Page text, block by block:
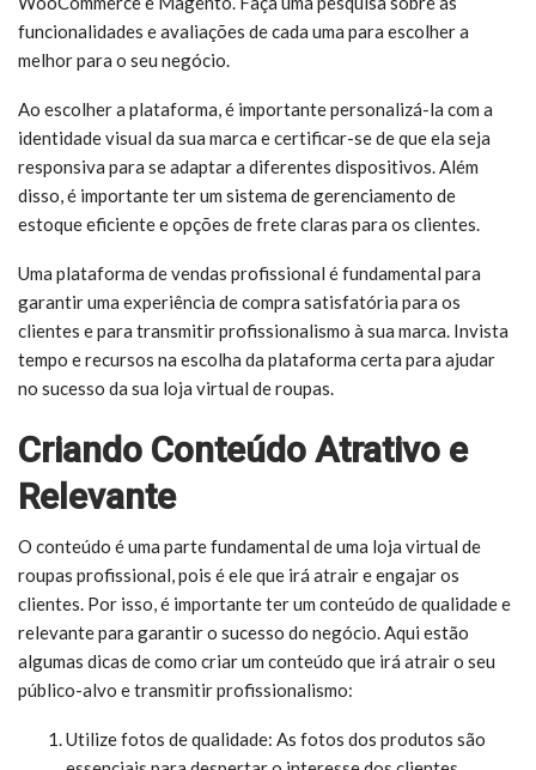
funcionalidades e avaliações de cada uma para escolher a
melhor para o seu negócio.
Ao escolher a plataforma, é importante personalizá-la com a
identidade visual da sua marca e certificar-se de que ela seja
responsiva para se adaptar a diferentes dispositivos. Além
disso, é importante ter um sistema de gerenciamento de
estoque eficiente e opções de frete claras para os clientes.
Uma plataforma de vendas profissional é fundamental para
garantir uma experiência de compra satisfatória para os
clientes e para transmitir profissionalismo à sua marca. Invista
tempo e recursos na escolha da plataforma certa para ajudar
no sucesso da sua loja virtual de roupas.
Criando Conteúdo Atrativo e
Relevante
O conteúdo é uma parte fundamental de uma loja virtual de
roupas profissional, pois é ele que irá atrair e engajar os
clientes. Por isso, é importante ter um conteúdo de qualidade e
relevante para garantir o sucesso do negócio. Aqui estão
algumas dicas de como criar um conteúdo que irá atrair o seu
público-alvo e transmitir profissionalismo:
Utilize fotos de qualidade: As fotos dos produtos são